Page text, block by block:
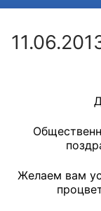
Желаем вам